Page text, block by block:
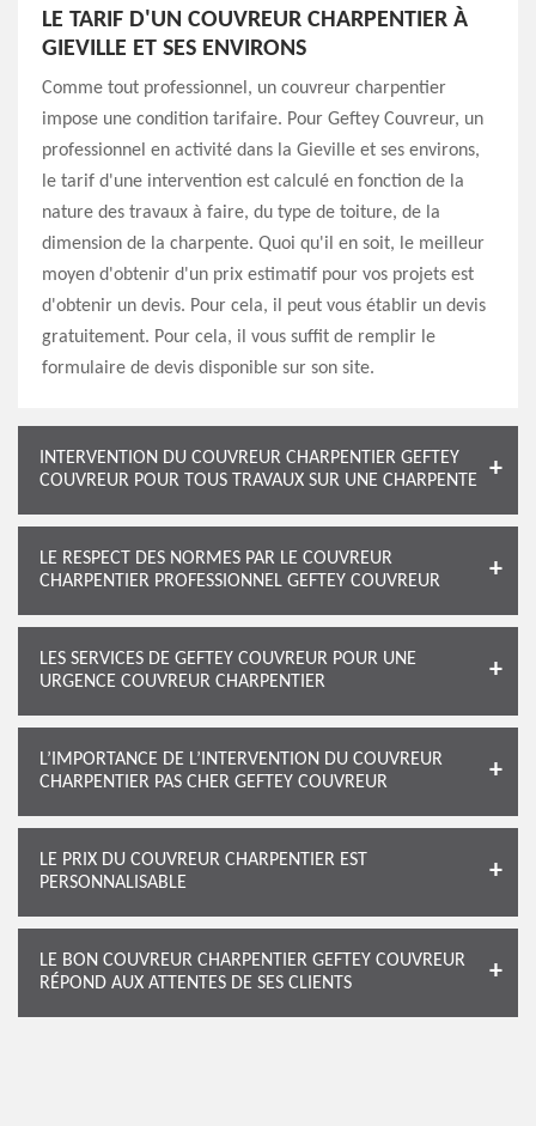
LE TARIF D'UN COUVREUR CHARPENTIER À
GIEVILLE ET SES ENVIRONS
Comme tout professionnel, un couvreur charpentier
impose une condition tarifaire. Pour Geftey Couvreur, un
professionnel en activité dans la Gieville et ses environs,
le tarif d'une intervention est calculé en fonction de la
nature des travaux à faire, du type de toiture, de la
dimension de la charpente. Quoi qu'il en soit, le meilleur
moyen d'obtenir d'un prix estimatif pour vos projets est
d'obtenir un devis. Pour cela, il peut vous établir un devis
gratuitement. Pour cela, il vous suffit de remplir le
formulaire de devis disponible sur son site.
INTERVENTION DU COUVREUR CHARPENTIER GEFTEY
COUVREUR POUR TOUS TRAVAUX SUR UNE CHARPENTE
LE RESPECT DES NORMES PAR LE COUVREUR
CHARPENTIER PROFESSIONNEL GEFTEY COUVREUR
LES SERVICES DE GEFTEY COUVREUR POUR UNE
URGENCE COUVREUR CHARPENTIER
L’IMPORTANCE DE L’INTERVENTION DU COUVREUR
CHARPENTIER PAS CHER GEFTEY COUVREUR
LE PRIX DU COUVREUR CHARPENTIER EST
PERSONNALISABLE
LE BON COUVREUR CHARPENTIER GEFTEY COUVREUR
RÉPOND AUX ATTENTES DE SES CLIENTS